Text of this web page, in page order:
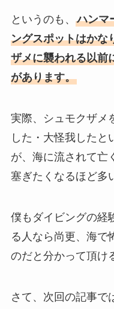
というのも、 ハンマ
ングスポットはかな
ザメに襲われる以前
があります。
実際、シュモクザメ
した・大怪我したと
が、海に流されて亡
塞ぎたくなるほど多
僕もダイビングの経
る人なら尚更、海で
のだと分かって頂け
さて、次回の記事で